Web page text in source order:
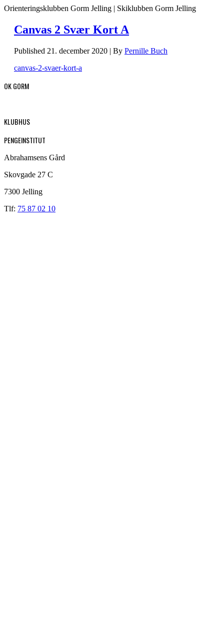
Orienteringsklubben Gorm Jelling | Skiklubben Gorm Jelling
Canvas 2 Svær Kort A
Published 21. december 2020 | By Pernille Buch
canvas-2-svaer-kort-a
OK GORM
KLUBHUS
PENGEINSTITUT
Abrahamsens Gård
Skovgade 27 C
7300 Jelling
Tlf: 75 87 02 10